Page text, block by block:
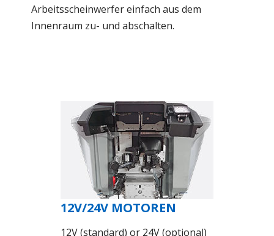
Arbeitsscheinwerfer einfach aus dem
Innenraum zu- und abschalten.
12V/24V MOTOREN
12V (standard) or 24V (optional)